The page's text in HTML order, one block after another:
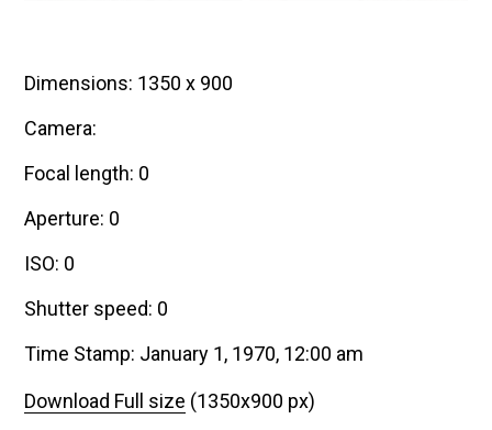
Dimensions: 1350 x 900
Camera:
Focal length: 0
Aperture: 0
ISO: 0
Shutter speed: 0
Time Stamp: January 1, 1970, 12:00 am
Download Full size (1350x900 px)